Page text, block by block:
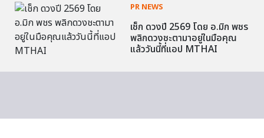
PR NEWS
เช็ก ดวงปี 2569 โดย อ.มิก พชร
พลิกดวงชะตามาอยู่ในมือคุณ
แล้ววันนี้ที่แอป MTHAI